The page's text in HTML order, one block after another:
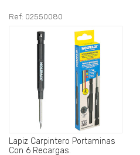
Ref: 02550080
Lapiz Carpintero Portaminas
Con 6 Recargas.